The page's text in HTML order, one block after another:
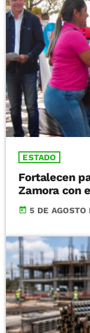
ESTADO
Fortalecen
Zamora con
today 5 DE AGOSTO